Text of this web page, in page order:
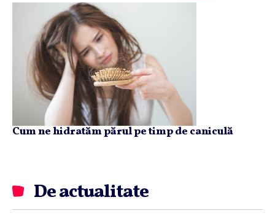
Cum ne hidratăm părul pe timp de caniculă
De actualitate